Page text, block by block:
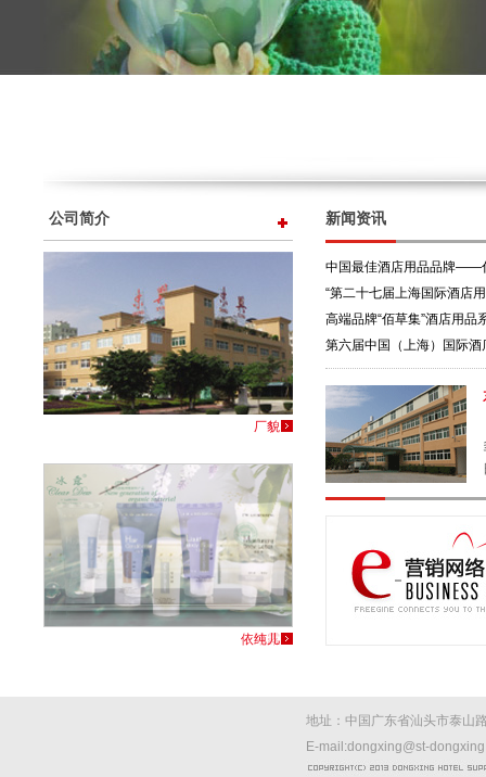
公司简介
厂貌
依纯儿
新闻资讯
中国最佳酒店用品品牌——
“第二十七届上海国际酒店
导…
高端品牌“佰草集”酒店用品
第六届中国（上海）国际
软管
地址：中国广东省汕头市泰山
E-mail:dongxing@st-